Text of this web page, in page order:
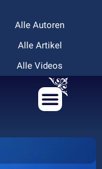
Alle Autoren
Alle Artikel
Alle Videos